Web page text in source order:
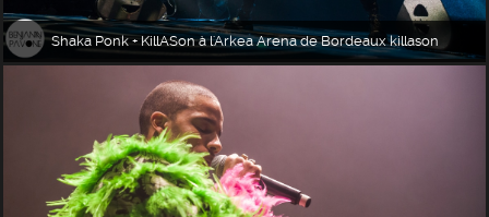
Shaka Ponk + KillASon à l'Arkea Arena de Bordeaux killason